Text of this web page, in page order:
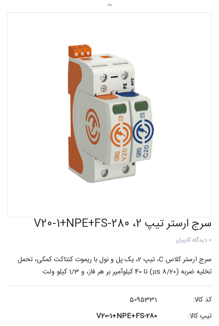
سرج ارستر تیپ 2، V20-1+NPE+FS-280
0 دیدگاه کاربران
سرج ارستر کلاس C، تیپ 2، یک پل و نول با ریموت کنتاکت کمکی، تحمل
تخلیه ضربه (µs 8/20) تا 40 کیلوآمپر بر هر فاز، و 1/3 کیلو ولت
کد کالا:
5095331
تیپ کالا:
V20-1+NPE+FS-280